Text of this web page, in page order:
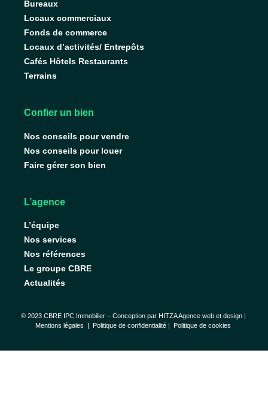
Bureaux
Locaux commerciaux
Fonds de commerce
Locaux d’activités/ Entrepôts
Cafés Hôtels Restaurants
Terrains
Confier un bien
Nos conseils pour vendre
Nos conseils pour louer
Faire gérer son bien
L’agence
L’équipe
Nos services
Nos références
Le groupe CBRE
Actualités
© 2023 CBRE IPC Immobilier – Conception par HITZA Agence web et design|
Mentions légales | Politique de confidentialité | Politique de cookies